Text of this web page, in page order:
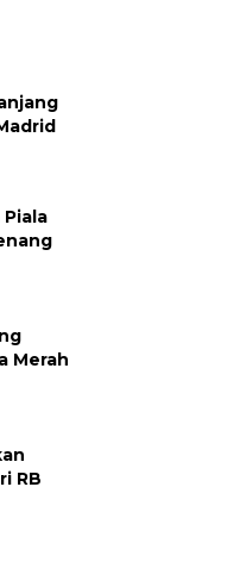
Merah
RB